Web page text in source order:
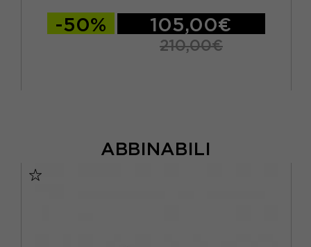
-50% 105,00€
210,00€
ABBINABILI